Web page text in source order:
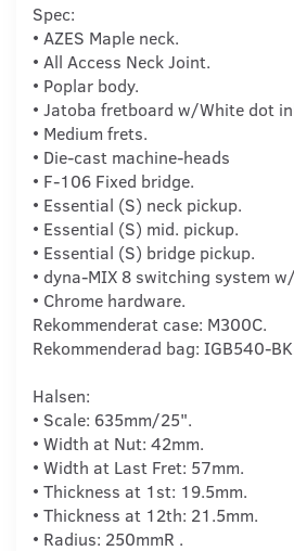
Spec:
• AZES Maple neck.
• All Access Neck Joint.
• Poplar body.
• Jatoba fretboard w/White dot
• Medium frets.
• Die-cast machine-heads
• F-106 Fixed bridge.
• Essential (S) neck pickup.
• Essential (S) mid. pickup.
• Essential (S) bridge pickup.
• dyna-MIX 8 switching system
• Chrome hardware.
Rekommenderat case: M300C.
Rekommenderad bag: IGB540-
Halsen:
• Scale: 635mm/25".
• Width at Nut: 42mm.
• Width at Last Fret: 57mm.
• Thickness at 1st: 19.5mm.
• Thickness at 12th: 21.5mm.
• Radius: 250mmR .